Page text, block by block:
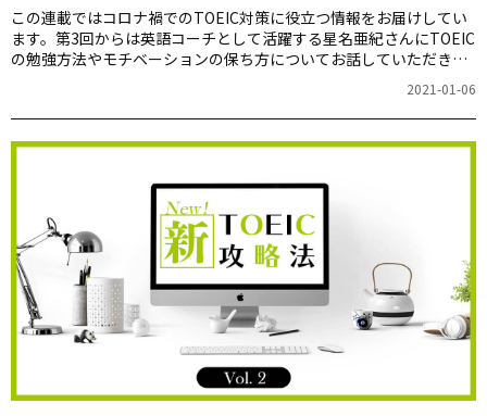
この連載ではコロナ禍でのTOEIC対策に役立つ情報をお届けしてい
ます。第3回からは英語コーチとして活躍する星名亜紀さんにTOEIC
の勉強方法やモチベーションの保ち方についてお話していただきま
アップのために必要な心構えについて教えていただきました。
2021-01-06